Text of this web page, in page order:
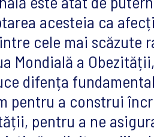
acesteia ca
cele mai scăzute
Mondială a
difența
pentru a construi
pentru a ne